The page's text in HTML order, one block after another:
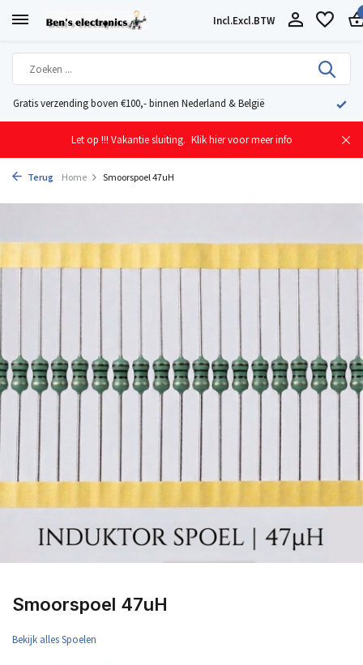
Incl.Excl.BTW
Geleverd uit eigen voorraad vanuit ons magazijn in Nederland
Let op !!! Vakantie sluiting. Klik hier voor meer info
Terug Home Smoorspoel 47uH
Smoorspoel 47uH
Bekijk alles Spoelen